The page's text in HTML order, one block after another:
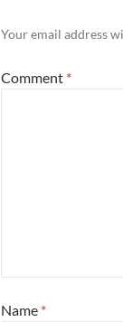
Your email address
Comment *
Name *